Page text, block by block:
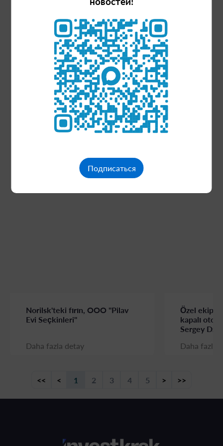
miktarı
735
yeni
işlerin
Norilsk'teki fırın, OOO "Pilav
Evi Seçkinleri"
Daha fazla detay
Özel
kapalı
Sergey
Daha fazla
<< < 1 2 3 4 5 > >>
Подписаться